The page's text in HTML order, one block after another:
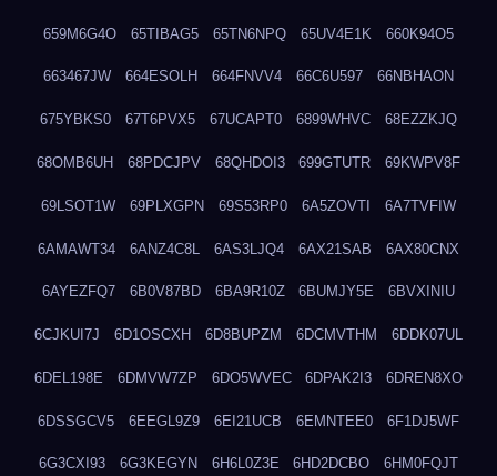
659M6G4O 65TIBAG5 65TN6NPQ 65UV4E1K 660K94O5
663467JW 664ESOLH 664FNVV4 66C6U597 66NBHAON
675YBKS0 67T6PVX5 67UCAPT0 6899WHVC 68EZZKJQ
68OMB6UH 68PDCJPV 68QHDOI3 699GTUTR 69KWPV8F
69LSOT1W 69PLXGPN 69S53RP0 6A5ZOVTI 6A7TVFIW
6AMAWT34 6ANZ4C8L 6AS3LJQ4 6AX21SAB 6AX80CNX
6AYEZFQ7 6B0V87BD 6BA9R10Z 6BUMJY5E 6BVXINIU
6CJKUI7J 6D1OSCXH 6D8BUPZM 6DCMVTHM 6DDK07UL
6DEL198E 6DMVW7ZP 6DO5WVEC 6DPAK2I3 6DREN8XO
6DSSGCV5 6EEGL9Z9 6EI21UCB 6EMNTEE0 6F1DJ5WF
6G3CXI93 6G3KEGYN 6H6L0Z3E 6HD2DCBO 6HM0FQJT